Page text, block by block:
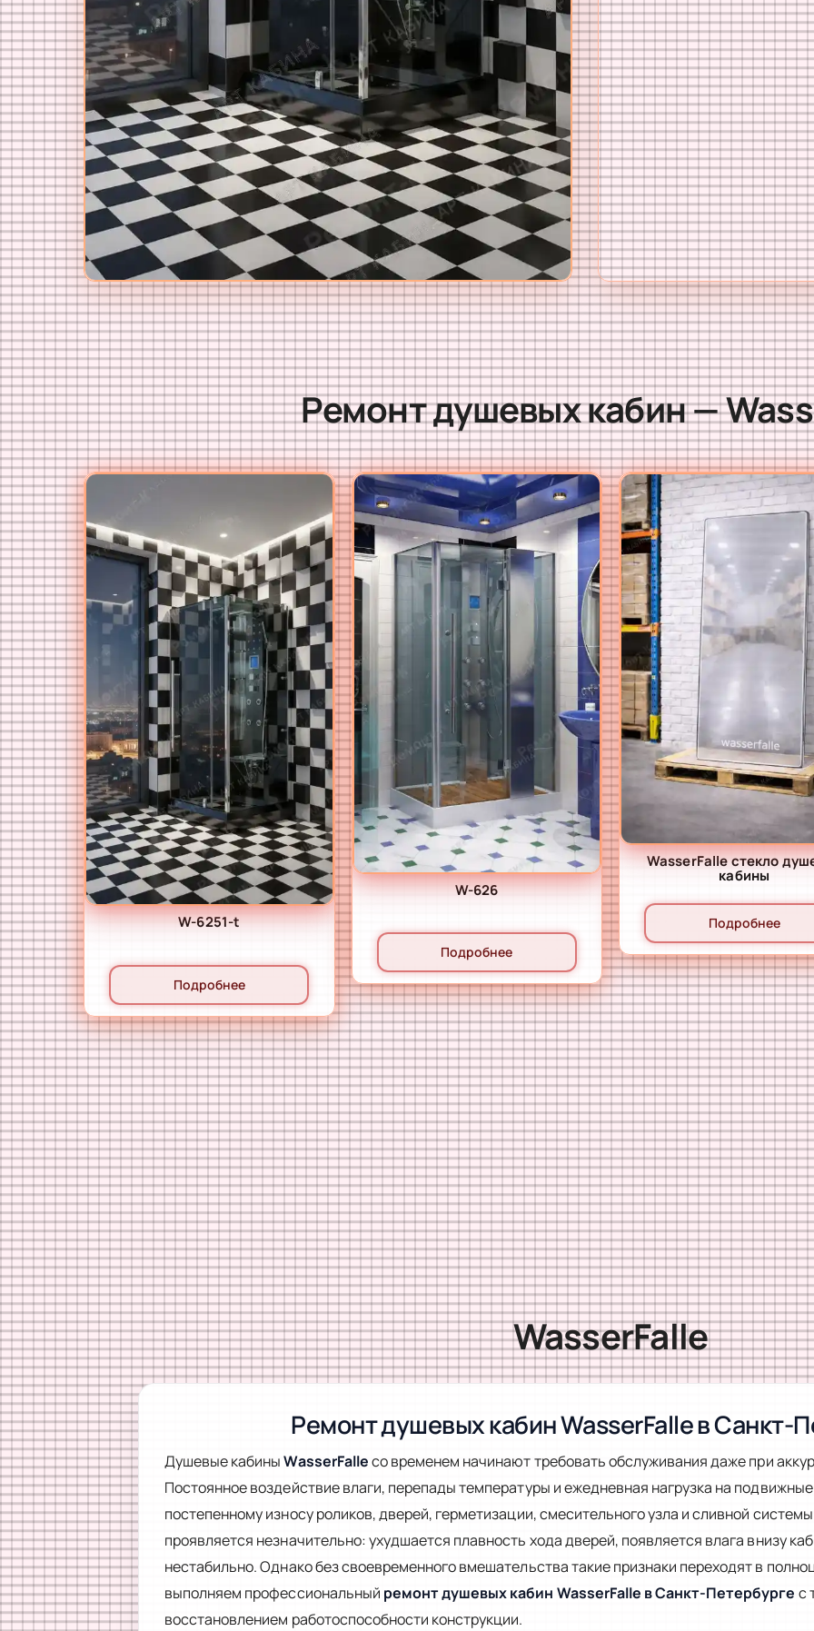
Ремонт душевых кабин —
W-6251-t
Подробнее
W-626
Подробнее
WasserFalle стекло
кабины
Подробнее
WasserFalle
Ремонт душевых кабин WasserFalle в Санкт-
Душевые кабиныWasserFalleсо временем начинают требовать обслуживания даже при
Постоянное воздействие влаги, перепады температуры и ежедневная нагрузка на
постепенному износу роликов, дверей, герметизации, смесительного узла и сливной
проявляется незначительно: ухудшается плавность хода дверей, появляется влага внизу
нестабильно. Однако без своевременного вмешательства такие признаки переходят в
выполняем профессиональный ремонт душевых кабин WasserFalle в Санкт-Петербурге с
восстановлением работоспособности конструкции.